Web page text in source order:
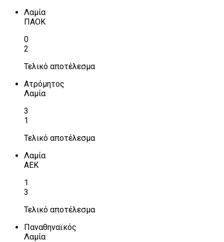
Λαμία
ΠΑΟΚ
0
2
Τελικό αποτέλεσμα
Ατρόμητος
Λαμία
3
1
Τελικό αποτέλεσμα
Λαμία
ΑΕΚ
1
3
Τελικό αποτέλεσμα
Παναθηναϊκός
Λαμία